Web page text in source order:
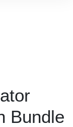
Bundle